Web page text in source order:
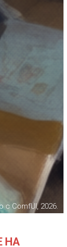
с ComfUI, 2026.
НА